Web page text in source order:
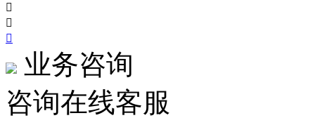



业务咨询
咨询在线客服